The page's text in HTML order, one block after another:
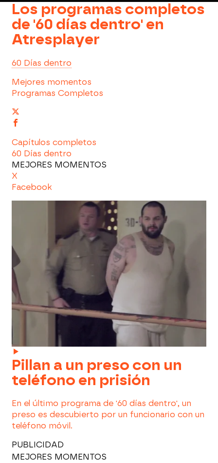
Los programas completos
de '60 días dentro' en
Atresplayer
60 Días dentro
Mejores momentos
Programas Completos
Capítulos completos
60 Días dentro
MEJORES MOMENTOS
X
Facebook
Pillan a un preso con un
teléfono en prisión
En el último programa de '60 días dentro', un
preso es descubierto por un funcionario con un
teléfono móvil.
PUBLICIDAD
MEJORES MOMENTOS